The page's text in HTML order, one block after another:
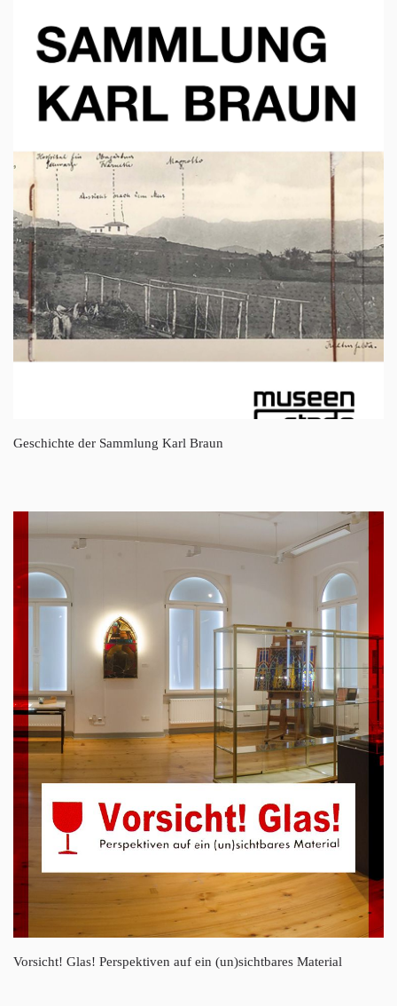
Geschichte der Sammlung Karl Braun
Vorsicht! Glas! Perspektiven auf ein (un)sichtbares Material